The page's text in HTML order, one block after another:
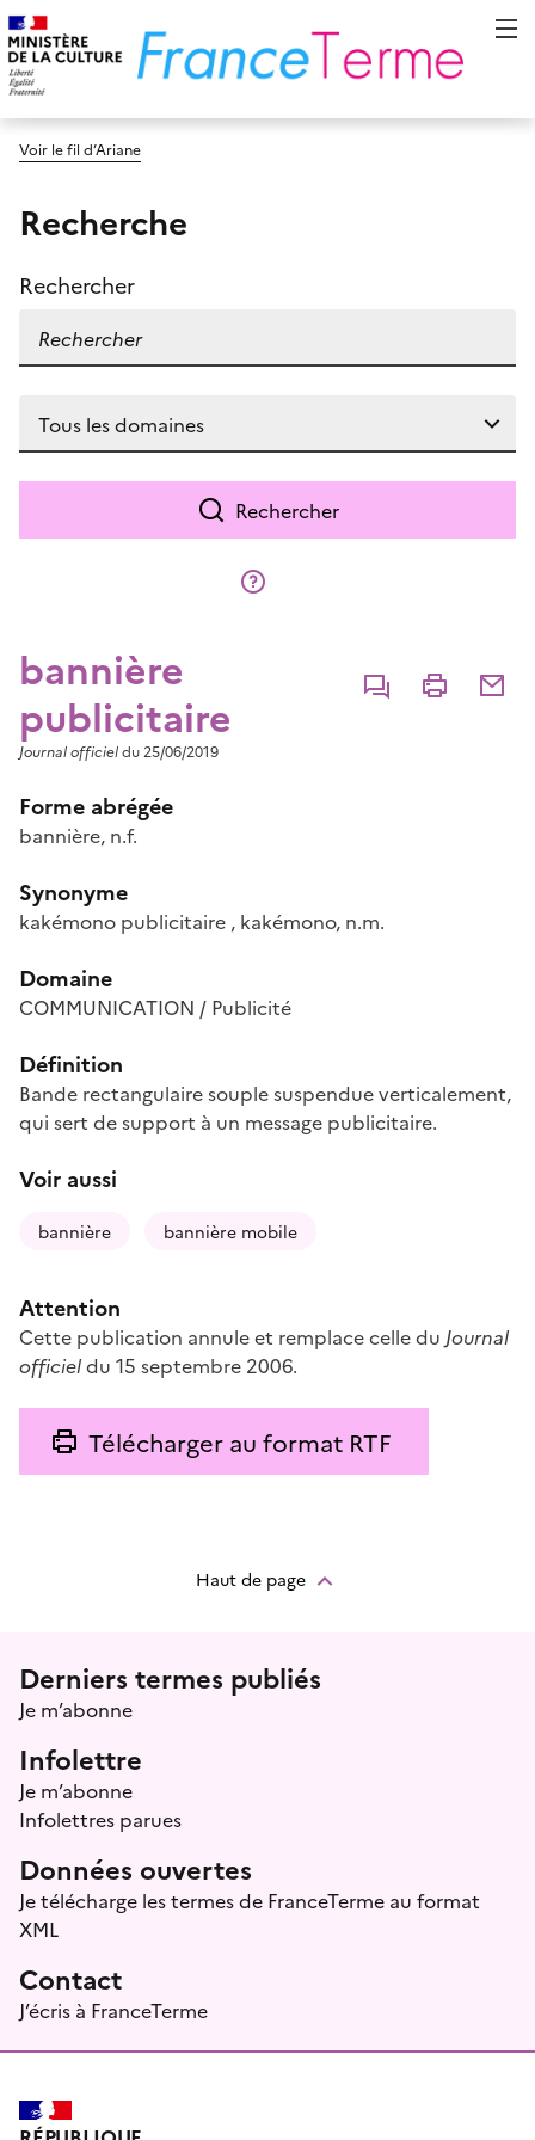
Voir le fil d’Ariane
Recherche
Rechercher
Rechercher
bannière
publicitaire
CommenterImprimer
Journal officieldu 25/06/2019
Forme abrégée
bannière, n.f.
Synonyme
kakémono publicitaire , kakémono, n.m.
Domaine
COMMUNICATION / Publicité
Définition
Bande rectangulaire souple suspendue verticalement,
qui sert de support à un message publicitaire.
Voir aussi
bannière bannière mobile
Attention
Cette publication annule et remplace celle du Journal
officieldu 15 septembre 2006.
Télécharger au format RTF
Haut de page
Menu prefooter
Derniers termes publiés
Je m’abonne
Infolettre
Je m’abonne
Infolettres parues
Données ouvertes
Je télécharge les termes de FranceTerme au format
XML
Contact
J’écris à FranceTerme